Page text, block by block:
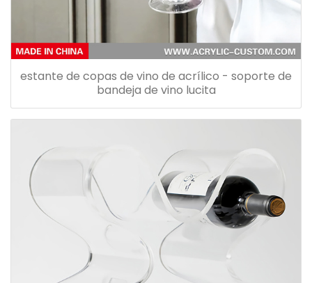
estante de copas de vino de acrílico - soporte de
bandeja de vino lucita